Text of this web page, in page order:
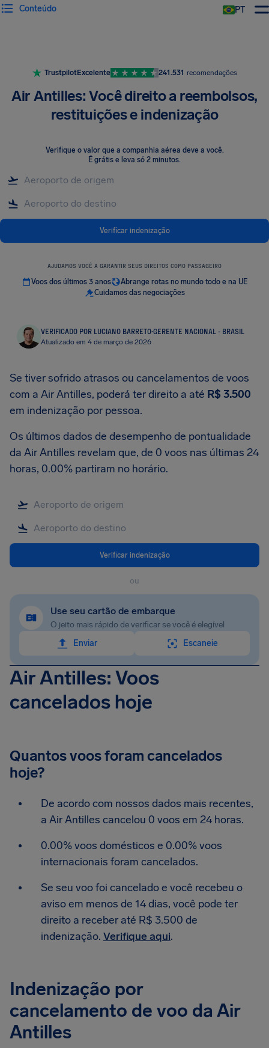
PT
Conteúdo
TrustpilotExcelente 241.531 recomendações
Air Antilles: Você direito a reembolsos,
restituições e indenização
Verifique o valor que a companhia aérea deve a você.
É grátis e leva só 2 minutos.
Verificar indenização
AJUDAMOS VOCÊ A GARANTIR SEUS DIREITOS COMO PASSAGEIRO
Voos dos últimos 3 anos
Abrange rotas no mundo todo e na UE
Cuidamos das negociações
VERIFICADO POR LUCIANO BARRETO·GERENTE NACIONAL - BRASIL
Atualizado em 4 de março de 2026
Se tiver sofrido atrasos ou cancelamentos de voos
com a Air Antilles, poderá ter direito a até R$ 3.500
em indenização por pessoa.
Os últimos dados de desempenho de pontualidade
da Air Antilles revelam que, de 0 voos nas últimas 24
horas, 0.00% partiram no horário.
Verificar indenização
ou
Use seu cartão de embarque
O jeito mais rápido de verificar se você é elegível
Enviar
Escaneie
Air Antilles: Voos
cancelados hoje
Quantos voos foram cancelados
hoje?
De acordo com nossos dados mais recentes,
a Air Antilles cancelou 0 voos em 24 horas.
0.00% voos domésticos e 0.00% voos
internacionais foram cancelados.
Se seu voo foi cancelado e você recebeu o
aviso em menos de 14 dias, você pode ter
direito a receber até R$ 3.500 de
indenização. Verifique aqui.
Indenização por
cancelamento de voo da Air
Antilles